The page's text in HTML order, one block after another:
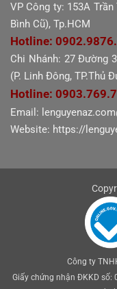
VP Công ty: 153A Trần
Bình Cũ), Tp.HCM
Hotline:
Chi Nhánh: 27 Đường
(P. Linh Đông, TP.Thủ
Hotline:
Email:
Website: https://
Công ty
Giấy chứng nhận ĐKKD số: